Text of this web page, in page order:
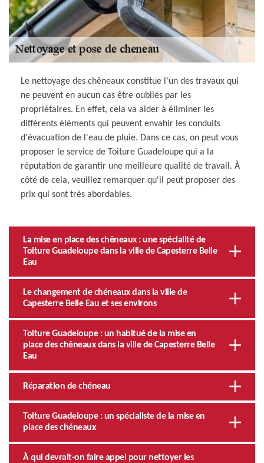
Le nettoyage des chêneaux constitue l'un des travaux qui
ne peuvent en aucun cas être oubliés par les
propriétaires. En effet, cela va aider à éliminer les
différents éléments qui peuvent envahir les conduits
d'évacuation de l'eau de pluie. Dans ce cas, on peut vous
proposer le service de Toiture Guadeloupe qui a la
réputation de garantir une meilleure qualité de travail. À
côté de cela, veuillez remarquer qu'il peut proposer des
prix qui sont très abordables.
La mise en place des chêneaux : une spécialité de
Toiture Guadeloupe dans la ville de Capesterre Belle
Eau
Le changement de chéneaux dans la ville de
Capesterre Belle Eau et ses environs
Toiture Guadeloupe : un habitué de la mise en
place des chêneaux dans la ville de Capesterre Belle
Eau
Réparation de chéneau
Toiture Guadeloupe : un spécialiste de la mise en
place des chéneaux
À qui devrait-on faire appel pour nettoyer les